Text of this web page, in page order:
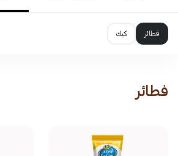
فطائر كيك
فطائر